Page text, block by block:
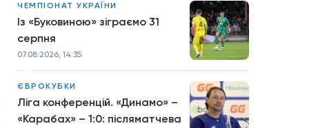
ЧЕМПІОНАТ УКРАЇНИ
Із «Буковиною» зіграємо 31
серпня
07.08.2026, 14:35
ЄВРОКУБКИ
Ліга конференцій. «Динамо» –
«Карабах» – 1:0: післяматчева